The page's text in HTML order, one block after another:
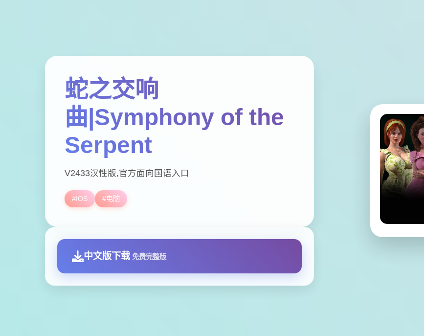
蛇之交响
曲|Symphony of the
Serpent
V2433汉性版,官方面向国语入口
#IOS #电脑
中文版下载 免费完整版